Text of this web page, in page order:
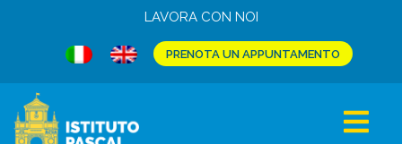
LAVORA CON NOI
PRENOTA UN APPUNTAMENTO